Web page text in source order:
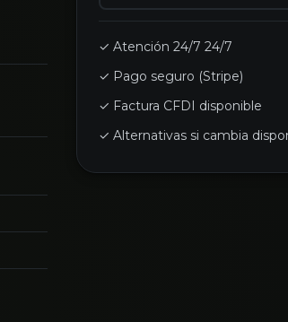
✓ Atención 24/7 24/7
✓ Pago seguro (Stripe)
✓ Factura CFDI disponible
✓ Alternativas si cambia